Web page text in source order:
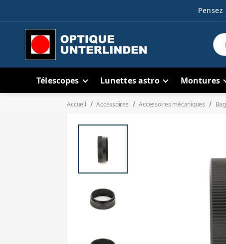
Télescopes Lunettes astro Montures
Accueil Accessoires Accessoires mécaniques